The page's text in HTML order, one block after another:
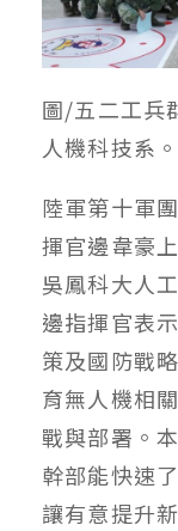
圖/五二工兵
人機科技系
陸軍第十軍
揮官邊韋豪
吳鳳科大人
邊指揮官表
策及國防戰
育無人機相
戰與部署。
幹部能快速
讓有意提升